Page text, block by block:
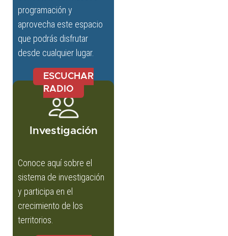
programación y
aprovecha este espacio
que podrás disfrutar
desde cualquier lugar.
ESCUCHAR
RADIO
Investigación
Conoce aquí sobre el
sistema de investigación
y participa en el
crecimiento de los
territorios.